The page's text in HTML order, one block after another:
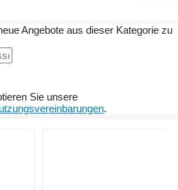
Angebote aus dieser Kategorie zu
Sie unsere
.